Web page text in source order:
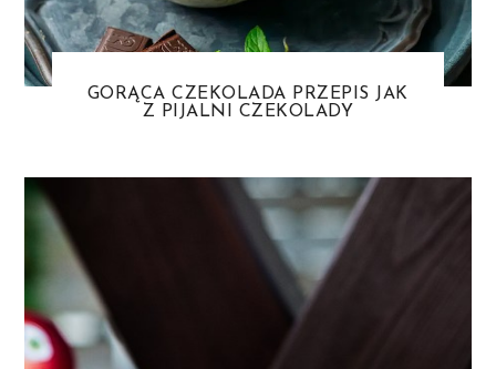
GORĄCA CZEKOLADA PRZEPIS JAK
Z PIJALNI CZEKOLADY